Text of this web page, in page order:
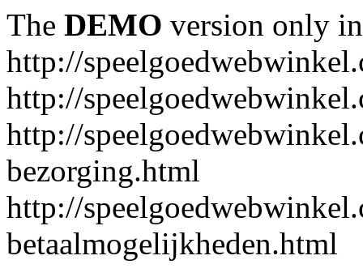
The DEMO version only
http://
http://
http://
bezorging.html
http://
betaalmogelijkheden.html